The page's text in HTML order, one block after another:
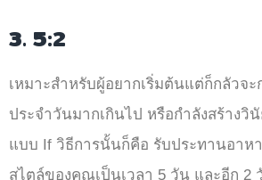
3. 5:2
เหมาะสำหรับผู้อยากเริ่มต้นแต่ก็กลัวจ
ประจำวันมากเกินไป หรือกำลังสร้างวิ
แบบ If วิธีการนั้นก็คือ รับประทานอาห
สไตล์ของคุณเป็นเวลา 5 วัน และอีก 2